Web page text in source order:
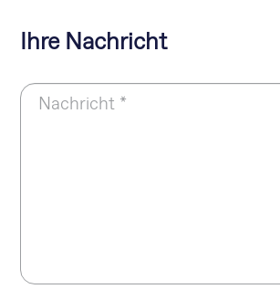
Ihre Nachricht